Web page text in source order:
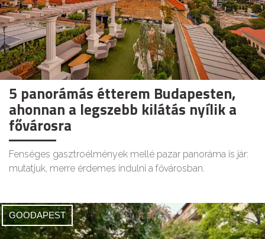
5 panorámás étterem Budapesten,
ahonnan a legszebb kilátás nyílik a
fővárosra
Fenséges gasztroélmények mellé pazar panoráma is jár:
mutatjuk, merre érdemes indulni a fővárosban.
GOODAPEST